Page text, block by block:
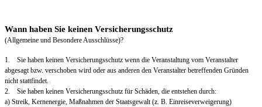
Wann haben Sie keinen Versicherungsschutz
(Allgemeine und Besondere Ausschlüsse)?
1. Sie haben keinen Versicherungsschutz wenn die Veranstaltung vom Veranstalter
abgesagt bzw. verschoben wird oder aus anderen den Veranstalter betreffenden Gründen
nicht stattfindet.
2. Sie haben keinen Versicherungsschutz für Schäden, die entstehen durch:
a) Streik, Kernenergie, Maßnahmen der Staatsgewalt (z. B. Einreiseverweigerung)